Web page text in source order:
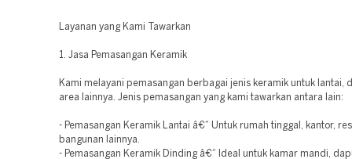
Layanan yang Kami Tawarkan
1. Jasa Pemasangan Keramik
Kami melayani pemasangan berbagai jenis keramik untuk lantai,
area lainnya. Jenis pemasangan yang kami tawarkan antara lain:
- Pemasangan Keramik Lantai â€“ Untuk rumah tinggal, kantor,
bangunan lainnya.
- Pemasangan Keramik Dinding â€“ Ideal untuk kamar mandi,